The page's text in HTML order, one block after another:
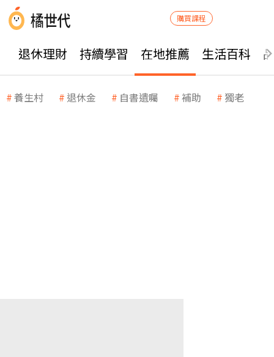
購買課程
退休理財 持續學習 在地推薦 生活百科
養生村 退休金 自書遺囑 補助 獨老